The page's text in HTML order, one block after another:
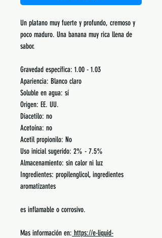
Un platano muy fuerte y profundo, cremoso y
poco maduro. Una banana muy rica llena de
sabor.
Gravedad específica: 1.00 - 1.03
Apariencia: Blanco claro
Soluble en agua: sí
Origen: EE. UU.
Diacetilo: no
Acetoína: no
Acetil propionilo: No
Uso inicial sugerido: 2% - 7.5%
Almacenamiento: sin calor ni luz
Ingredientes: propilenglicol, ingredientes
aromatizantes
es inflamable o corrosivo.
Mas información en: https://e-liquid-